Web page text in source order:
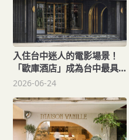
入住台中迷人的電影場景！
「歐庫酒店」成為台中最具
故事感的精品旅宿
2026-06-24